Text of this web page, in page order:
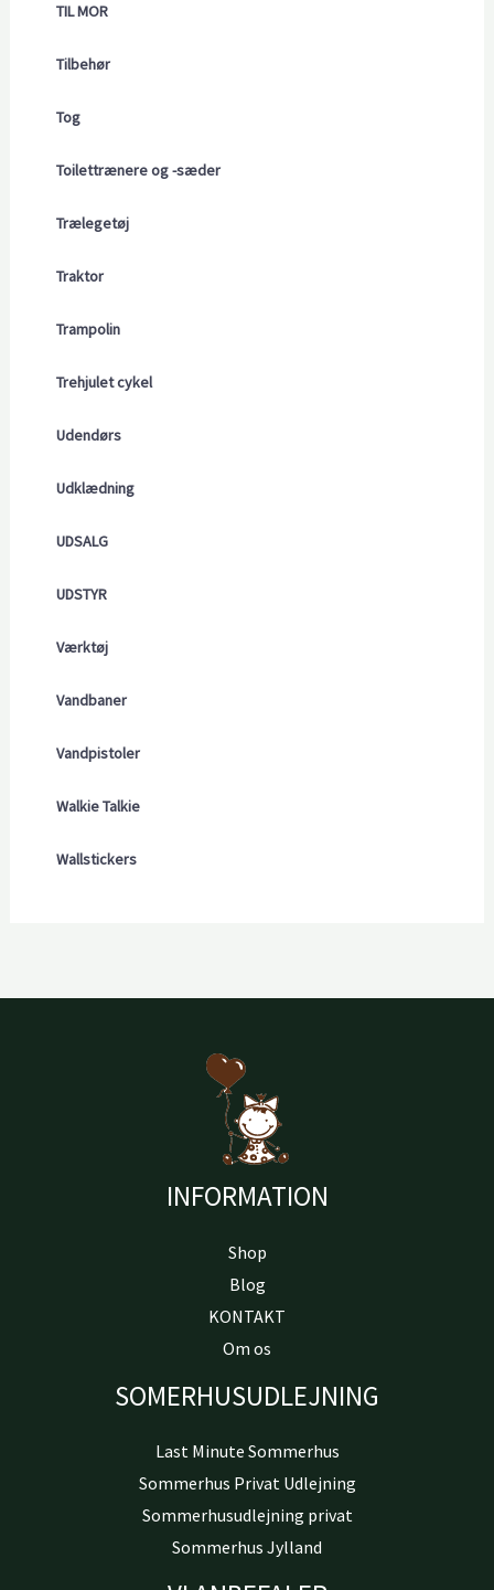
TIL MOR
Tilbehør
Tog
Toilettrænere og -sæder
Trælegetøj
Traktor
Trampolin
Trehjulet cykel
Udendørs
Udklædning
UDSALG
UDSTYR
Værktøj
Vandbaner
Vandpistoler
Walkie Talkie
Wallstickers
INFORMATION
Shop
Blog
KONTAKT
Om os
SOMERHUSUDLEJNING
Last Minute Sommerhus
Sommerhus Privat Udlejning
Sommerhusudlejning privat
Sommerhus Jylland